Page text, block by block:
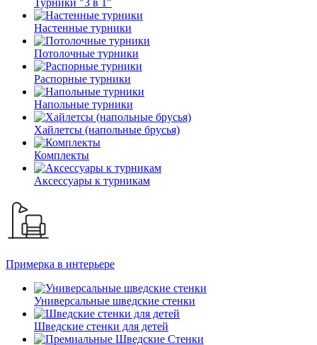
Турники "3 в 1"
Настенные турники
Потолочные турники
Распорные турники
Напольные турники
Хайлетсы (напольные брусья)
Комплекты
Аксессуары к турникам
Примерка в интерьере
Универсальные шведские стенки
Шведские стенки для детей